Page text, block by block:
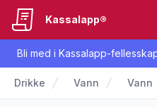
Bli med i Kassalapp-
Kassalapp®
Drikke Vann Vann